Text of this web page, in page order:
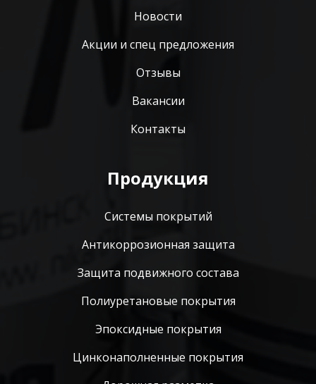
Новости
Акции и спец предложения
Отзывы
Вакансии
Контакты
Продукция
Системы покрытий
Антикоррозионная защита
Защита подвижного состава
Полиуретановые покрытия
Эпоксидные покрытия
Цинконаполненные покрытия